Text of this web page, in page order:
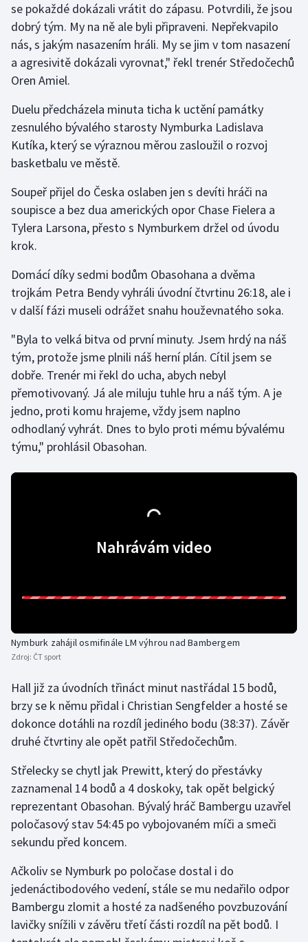
Golf
Gymnastika
Házená
Jezdectví
Judo
Lezení
Lyže a snowboard
Moderní pětiboj
Motorsport
Olympijské hry
Parasport
Plavání
Plážový volejbal
Rychlostní kanoistika
Stolní tenis
Veslování
Vodní slalom
Volejbal
Ostatní
se pokaždé dokázali vrátit do zápasu. Potvrdili, že jsou
dobrý tým. My na ně ale byli připraveni. Nepřekvapilo
nás, s jakým nasazením hráli. My se jim v tom nasazení
a agresivitě dokázali vyrovnat," řekl trenér Středočechů
Oren Amiel.
Duelu předcházela minuta ticha k uctění památky
zesnulého bývalého starosty Nymburka Ladislava
Kutíka, který se výraznou měrou zasloužil o rozvoj
basketbalu ve městě.
Soupeř přijel do Česka oslaben jen s devíti hráči na
soupisce a bez dua amerických opor Chase Fielera a
Tylera Larsona, přesto s Nymburkem držel od úvodu
krok.
Domácí díky sedmi bodům Obasohana a dvěma
trojkám Petra Bendy vyhráli úvodní čtvrtinu 26:18, ale i
v další fázi museli odrážet snahu houževnatého soka.
"Byla to velká bitva od první minuty. Jsem hrdý na náš
tým, protože jsme plnili náš herní plán. Cítil jsem se
dobře. Trenér mi řekl do ucha, abych nebyl
přemotivovaný. Já ale miluju tuhle hru a náš tým. A je
jedno, proti komu hrajeme, vždy jsem naplno
odhodlaný vyhrát. Dnes to bylo proti mému bývalému
týmu," prohlásil Obasohan.
Nahrávám video
Nymburk zahájil osmifinále LM výhrou nad Bambergem
Zdroj: ČT sport
Hall již za úvodních třináct minut nastřádal 15 bodů,
brzy se k němu přidal i Christian Sengfelder a hosté se
dokonce dotáhli na rozdíl jediného bodu (38:37). Závěr
druhé čtvrtiny ale opět patřil Středočechům.
Střelecky se chytl jak Prewitt, který do přestávky
zaznamenal 14 bodů a 4 doskoky, tak opět belgický
reprezentant Obasohan. Bývalý hráč Bambergu uzavřel
poločasový stav 54:45 po vybojovaném míči a smeči
sekundu před koncem.
Ačkoliv se Nymburk po poločase dostal i do
jedenáctibodového vedení, stále se mu nedařilo odpor
Bambergu zlomit a hosté za nadšeného povzbuzování
lavičky snížili v závěru třetí části rozdíl na pět bodů. I